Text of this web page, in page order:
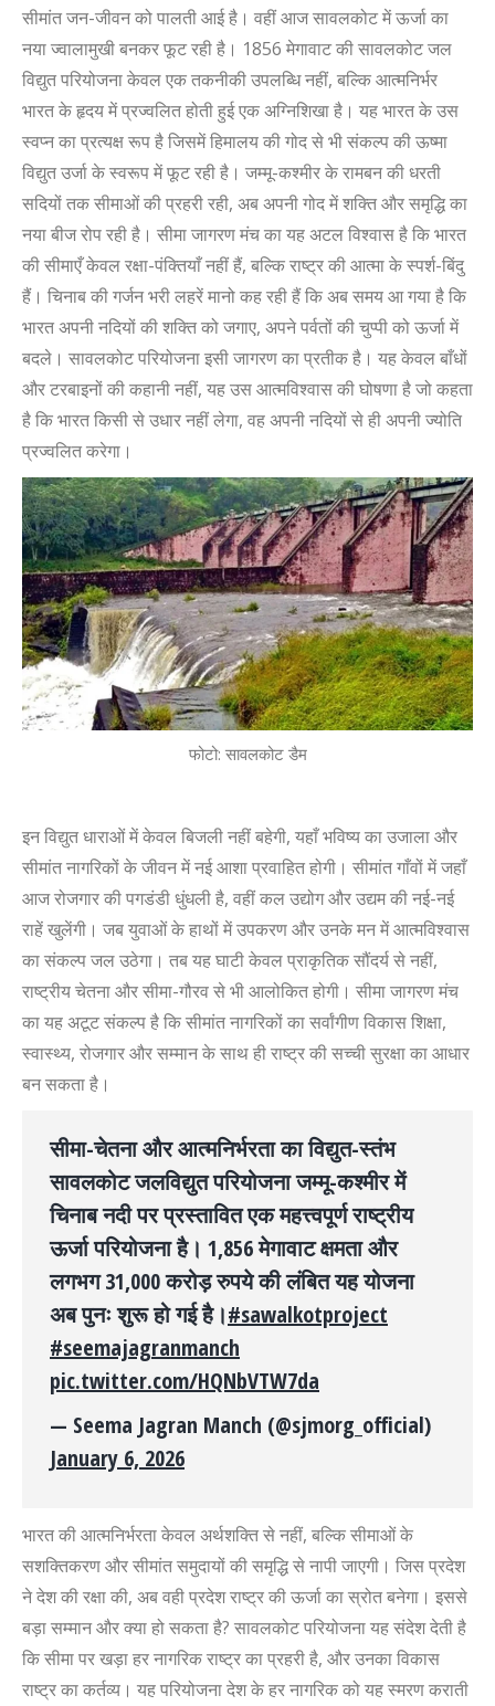
सीमांत जन-जीवन को पालती आई है। वहीं आज सावलकोट में ऊर्जा का
नया ज्वालामुखी बनकर फूट रही है। 1856 मेगावाट की सावलकोट जल
विद्युत परियोजना केवल एक तकनीकी उपलब्धि नहीं, बल्कि आत्मनिर्भर
भारत के हृदय में प्रज्वलित होती हुई एक अग्निशिखा है। यह भारत के उस
स्वप्न का प्रत्यक्ष रूप है जिसमें हिमालय की गोद से भी संकल्प की ऊष्मा
विद्युत उर्जा के स्वरूप में फूट रही है। जम्मू-कश्मीर के रामबन की धरती
सदियों तक सीमाओं की प्रहरी रही, अब अपनी गोद में शक्ति और समृद्धि का
नया बीज रोप रही है। सीमा जागरण मंच का यह अटल विश्वास है कि भारत
की सीमाएँ केवल रक्षा-पंक्तियाँ नहीं हैं, बल्कि राष्ट्र की आत्मा के स्पर्श-बिंदु
हैं। चिनाब की गर्जन भरी लहरें मानो कह रही हैं कि अब समय आ गया है कि
भारत अपनी नदियों की शक्ति को जगाए, अपने पर्वतों की चुप्पी को ऊर्जा में
बदले। सावलकोट परियोजना इसी जागरण का प्रतीक है। यह केवल बाँधों
और टरबाइनों की कहानी नहीं, यह उस आत्मविश्वास की घोषणा है जो कहता
है कि भारत किसी से उधार नहीं लेगा, वह अपनी नदियों से ही अपनी ज्योति
प्रज्वलित करेगा।
फोटो: सावलकोट डैम
इन विद्युत धाराओं में केवल बिजली नहीं बहेगी, यहाँ भविष्य का उजाला और
सीमांत नागरिकों के जीवन में नई आशा प्रवाहित होगी। सीमांत गाँवों में जहाँ
आज रोजगार की पगडंडी धुंधली है, वहीं कल उद्योग और उद्यम की नई-नई
राहें खुलेंगी। जब युवाओं के हाथों में उपकरण और उनके मन में आत्मविश्वास
का संकल्प जल उठेगा। तब यह घाटी केवल प्राकृतिक सौंदर्य से नहीं,
राष्ट्रीय चेतना और सीमा-गौरव से भी आलोकित होगी। सीमा जागरण मंच
का यह अटूट संकल्प है कि सीमांत नागरिकों का सर्वांगीण विकास शिक्षा,
स्वास्थ्य, रोजगार और सम्मान के साथ ही राष्ट्र की सच्ची सुरक्षा का आधार
बन सकता है।
सीमा-चेतना और आत्मनिर्भरता का विद्युत-स्तंभ
सावलकोट जलविद्युत परियोजना जम्मू-कश्मीर में
चिनाब नदी पर प्रस्तावित एक महत्त्वपूर्ण राष्ट्रीय
ऊर्जा परियोजना है। 1,856 मेगावाट क्षमता और
लगभग 31,000 करोड़ रुपये की लंबित यह योजना
अब पुनः शुरू हो गई है।#sawalkotproject
#seemajagranmanch
pic.twitter.com/HQNbVTW7da
— Seema Jagran Manch (@sjmorg_official)
January 6, 2026
भारत की आत्मनिर्भरता केवल अर्थशक्ति से नहीं, बल्कि सीमाओं के
सशक्तिकरण और सीमांत समुदायों की समृद्धि से नापी जाएगी। जिस प्रदेश
ने देश की रक्षा की, अब वही प्रदेश राष्ट्र की ऊर्जा का स्रोत बनेगा। इससे
बड़ा सम्मान और क्या हो सकता है? सावलकोट परियोजना यह संदेश देती है
कि सीमा पर खड़ा हर नागरिक राष्ट्र का प्रहरी है, और उनका विकास
राष्ट्र का कर्तव्य। यह परियोजना देश के हर नागरिक को यह स्मरण कराती